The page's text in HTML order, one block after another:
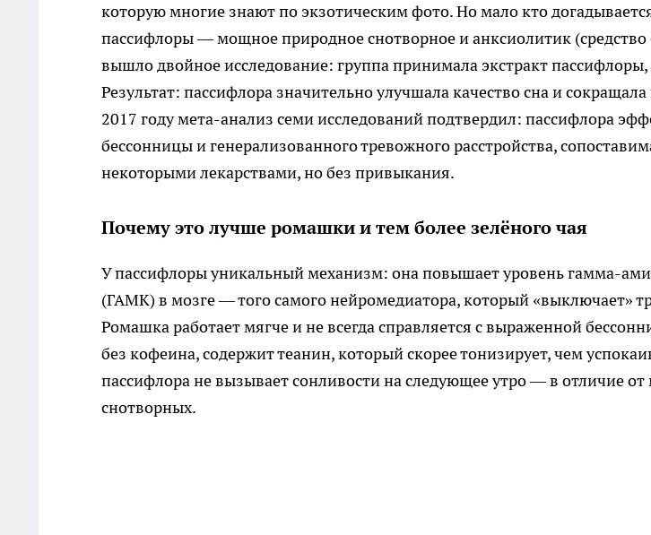
которую многие знают по экзотическим фото. Но мало кто
пассифлоры — мощное природное снотворное и анксиолитик (средство
вышло двойное исследование: группа принимала экстракт
Результат: пассифлора значительно улучшала качество сна и
2017 году мета-анализ семи исследований подтвердил: пассифлора
бессонницы и генерализованного тревожного расстройства,
некоторыми лекарствами, но без привыкания.
Почему это лучше ромашки и тем более зелёного чая
У пассифлоры уникальный механизм: она повышает уровень гамма-
(ГАМК) в мозге — того самого нейромедиатора, который «выключает»
Ромашка работает мягче и не всегда справляется с выраженной
без кофеина, содержит теанин, который скорее тонизирует, чем
пассифлора не вызывает сонливости на следующее утро — в отличие от
снотворных.